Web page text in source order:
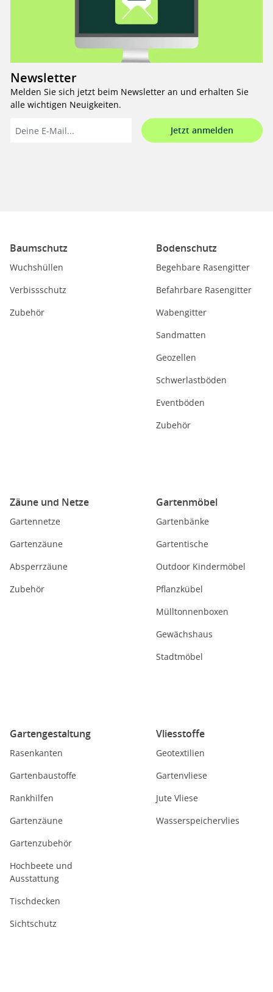
Newsletter
Melden Sie sich jetzt beim Newsletter an und erhalten Sie
alle wichtigen Neuigkeiten.
Jetzt anmelden
Baumschutz
Wuchshüllen
Verbissschutz
Zubehör
Bodenschutz
Begehbare Rasengitter
Befahrbare Rasengitter
Wabengitter
Sandmatten
Geozellen
Schwerlastböden
Eventböden
Zubehör
Zäune und Netze
Gartennetze
Gartenzäune
Absperrzäune
Zubehör
Gartenmöbel
Gartenbänke
Gartentische
Outdoor Kindermöbel
Pflanzkübel
Mülltonnenboxen
Gewächshaus
Stadtmöbel
Gartengestaltung
Rasenkanten
Gartenbaustoffe
Rankhilfen
Gartenzäune
Gartenzubehör
Hochbeete und
Ausstattung
Tischdecken
Sichtschutz
Vliesstoffe
Geotextilien
Gartenvliese
Jute Vliese
Wasserspeichervlies